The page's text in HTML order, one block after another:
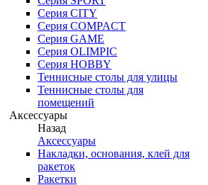
Серия CITY
Серия COMPACT
Серия GAME
Серия OLIMPIC
Серия HOBBY
Теннисные столы для улицы
Теннисные столы для
помещений
Аксессуары
Назад
Аксессуары
Накладки, основания, клей для
ракеток
Ракетки